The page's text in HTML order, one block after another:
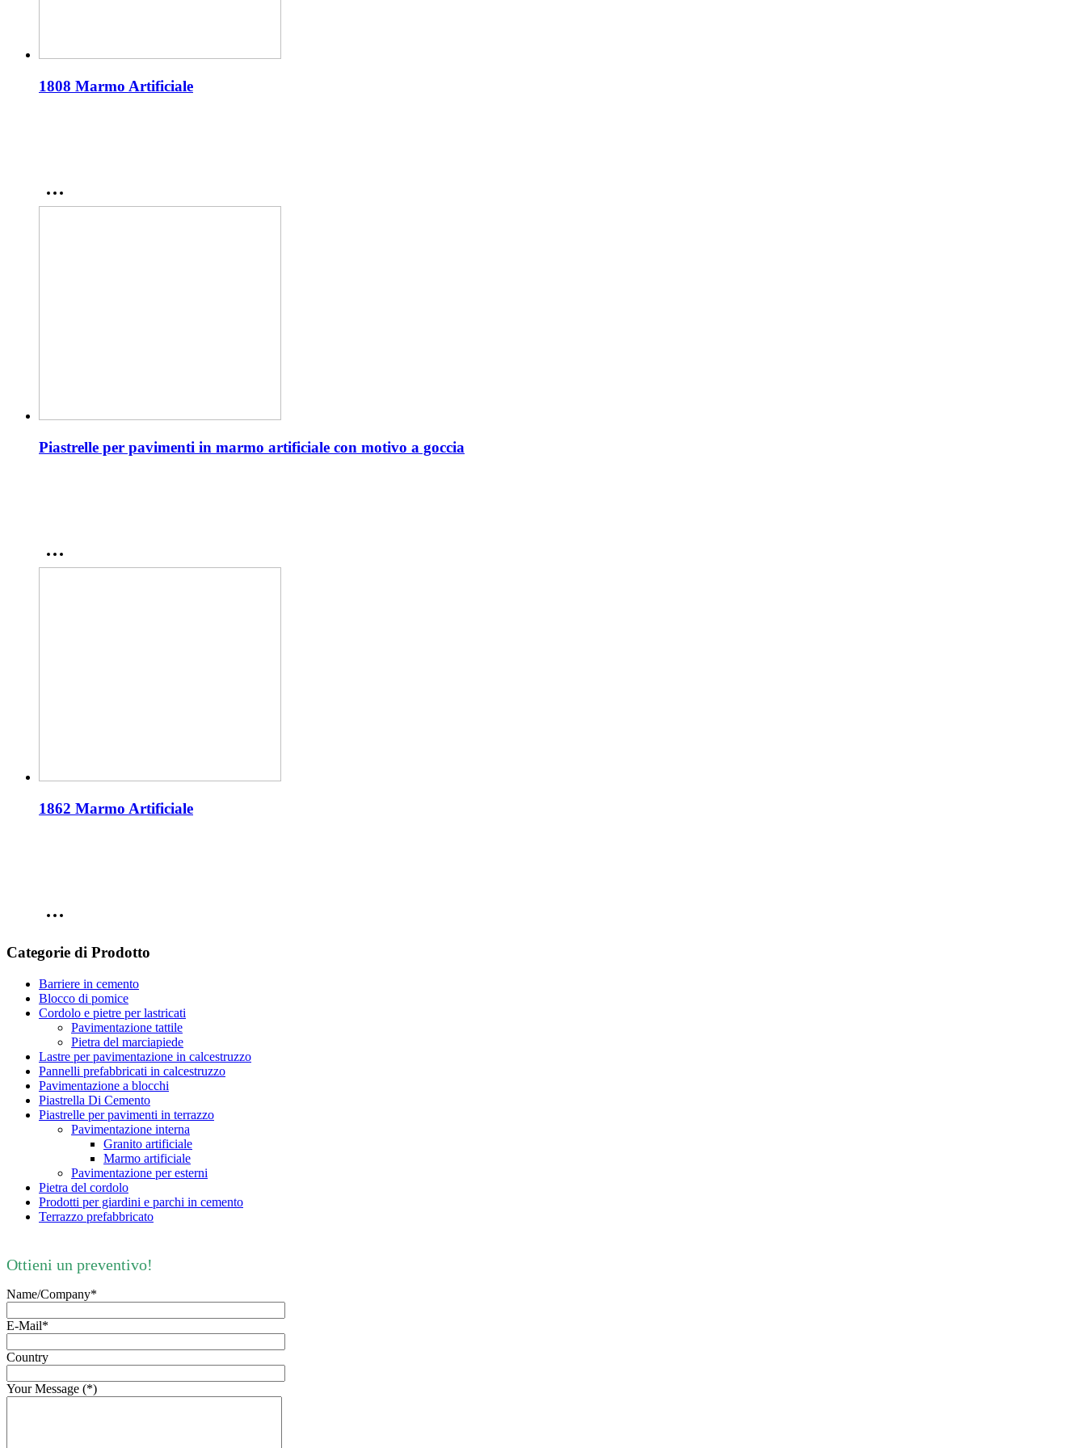
1808 Marmo Artificiale
Piastrelle per pavimenti in marmo artificiale con motivo a goccia
1862 Marmo Artificiale
Categorie di Prodotto
Barriere in cemento
Blocco di pomice
Cordolo e pietre per lastricati
Pavimentazione tattile
Pietra del marciapiede
Lastre per pavimentazione in calcestruzzo
Pannelli prefabbricati in calcestruzzo
Pavimentazione a blocchi
Piastrella Di Cemento
Piastrelle per pavimenti in terrazzo
Pavimentazione interna
Granito artificiale
Marmo artificiale
Pavimentazione per esterni
Pietra del cordolo
Prodotti per giardini e parchi in cemento
Terrazzo prefabbricato
Ottieni un preventivo!
Name/Company*
E-Mail*
Country
Your Message (*)